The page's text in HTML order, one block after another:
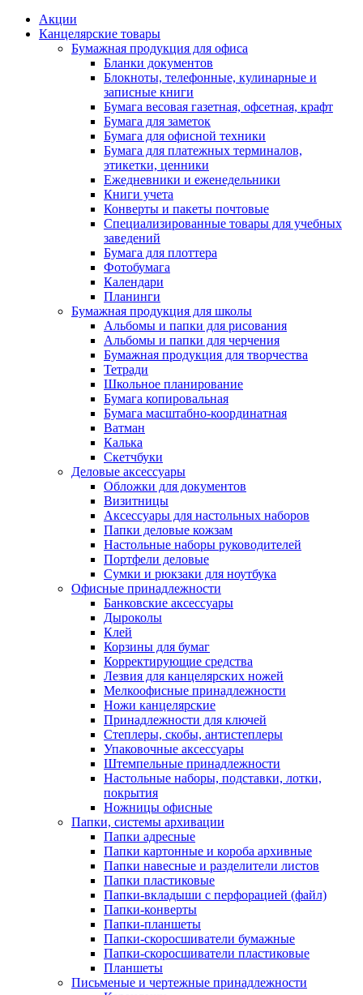
Акции
Канцелярские товары
Бумажная продукция для офиса
Бланки документов
Блокноты, телефонные, кулинарные и
записные книги
Бумага весовая газетная, офсетная, крафт
Бумага для заметок
Бумага для офисной техники
Бумага для платежных терминалов,
этикетки, ценники
Ежедневники и еженедельники
Книги учета
Конверты и пакеты почтовые
Специализированные товары для учебных
заведений
Бумага для плоттера
Фотобумага
Календари
Планинги
Бумажная продукция для школы
Альбомы и папки для рисования
Альбомы и папки для черчения
Бумажная продукция для творчества
Тетради
Школьное планирование
Бумага копировальная
Бумага масштабно-координатная
Ватман
Калька
Скетчбуки
Деловые аксессуары
Обложки для документов
Визитницы
Аксессуары для настольных наборов
Папки деловые кожзам
Настольные наборы руководителей
Портфели деловые
Сумки и рюкзаки для ноутбука
Офисные принадлежности
Банковские аксессуары
Дыроколы
Клей
Корзины для бумаг
Корректирующие средства
Лезвия для канцелярских ножей
Мелкоофисные принадлежности
Ножи канцелярские
Принадлежности для ключей
Степлеры, скобы, антистеплеры
Упаковочные аксессуары
Штемпельные принадлежности
Настольные наборы, подставки, лотки,
покрытия
Ножницы офисные
Папки, системы архивации
Папки адресные
Папки картонные и короба архивные
Папки навесные и разделители листов
Папки пластиковые
Папки-вкладыши с перфорацией (файл)
Папки-конверты
Папки-планшеты
Папки-скоросшиватели бумажные
Папки-скоросшиватели пластиковые
Планшеты
Письменые и чертежные принадлежности